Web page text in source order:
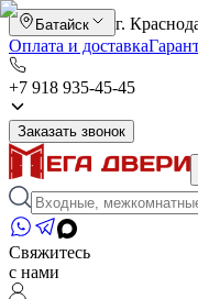
Батайск
г.
Оплата и доставка
+7 918 935-45-45
Заказать звонок
Свяжитесь
с нами